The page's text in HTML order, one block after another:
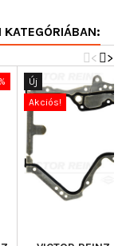
>
<
Új
Akciós!